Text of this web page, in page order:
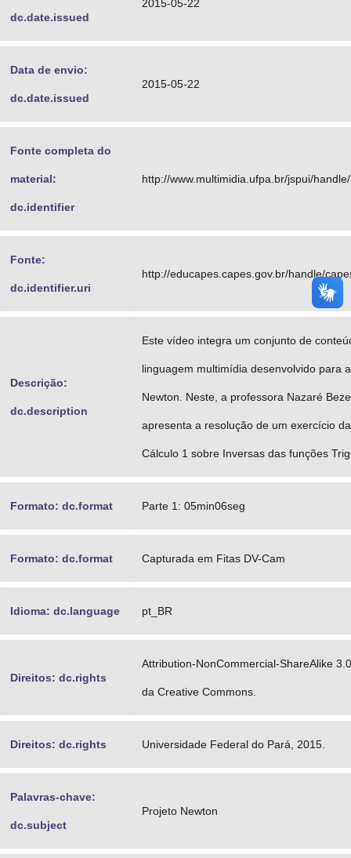
dc.date.issued
2015-05-22
Data de envio:
dc.date.issued
2015-05-22
Fonte completa do
material:
dc.identifier
http://www.multimidia.ufpa.br/jspui/
Fonte:
dc.identifier.uri
http://educapes.capes.gov.br/handle/
Descrição:
dc.description
Este vídeo integra um conjunto de
linguagem multimídia desenvolvido para
Newton. Neste, a professora Nazaré
apresenta a resolução de um exercício
Cálculo 1 sobre Inversas das funções
Formato: dc.format Parte 1: 05min06seg
Formato: dc.format Capturada em Fitas DV-Cam
Idioma: dc.language pt_BR
Direitos: dc.rights
Attribution-NonCommercial-ShareAlike
da Creative Commons.
Direitos: dc.rights Universidade Federal do Pará, 2015.
Palavras-chave:
dc.subject
Projeto Newton